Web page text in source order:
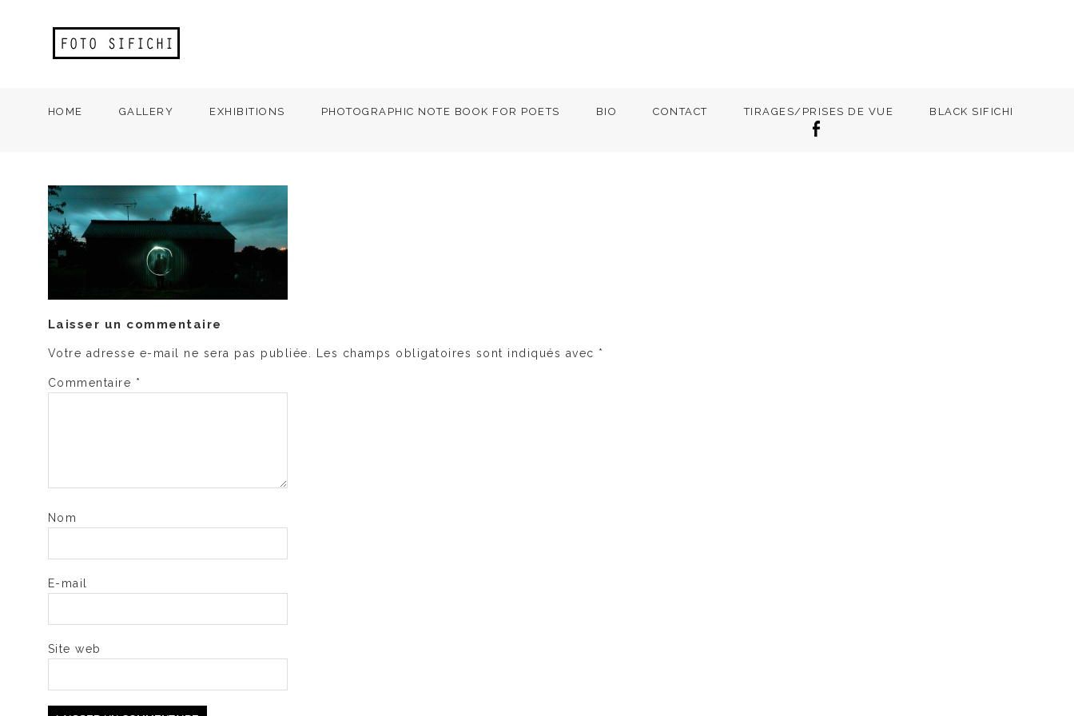
HOME GALLERY EXHIBITIONS PHOTOGRAPHIC NOTE BOOK FOR POETS BIO CONTACT TIRAGES/PRISES DE VUE BLACK SIFICHI
Laisser un commentaire
Votre adresse e-mail ne sera pas publiée. Les champs obligatoires sont indiqués avec *
Commentaire *
Nom
E-mail
Site web